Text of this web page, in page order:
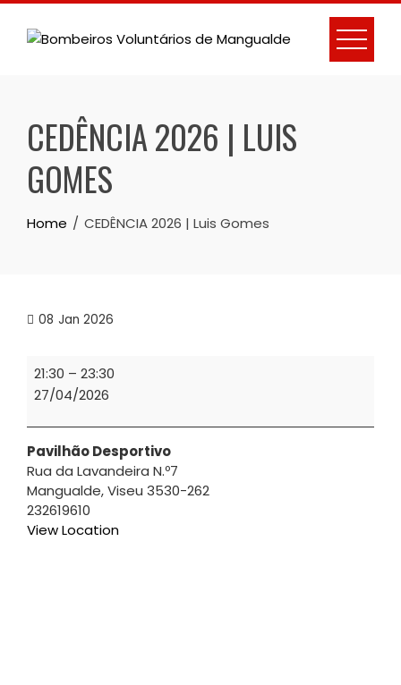
Skip
CEDÊNCIA 2026 | LUIS
GOMES
Home CEDÊNCIA 2026 | Luis Gomes
08 Jan 2026
CEDÊNCIA
2026
Luis
Gomes
21:30 – 23:30
27/04/2026
Pavilhão Desportivo
Rua da Lavandeira N.º7
Mangualde,Viseu 3530-262
232619610
View Location